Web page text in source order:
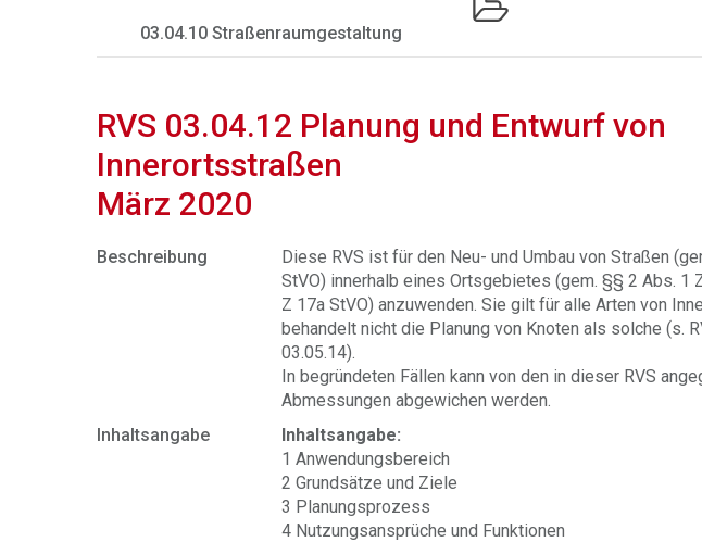
03.04.10 Straßenraumgestaltung
RVS 03.04.12 Planung und Entwurf von
Innerortsstraßen
März 2020
Beschreibung
Diese RVS ist für den Neu- und Umbau von Straßen
StVO) innerhalb eines Ortsgebietes (gem. §§ 2 Abs. 1
Z 17a StVO) anzuwenden. Sie gilt für alle Arten von
behandelt nicht die Planung von Knoten als solche (s.
03.05.14).
In begründeten Fällen kann von den in dieser RVS
Abmessungen abgewichen werden.
Inhaltsangabe
Inhaltsangabe:
1 Anwendungsbereich
2 Grundsätze und Ziele
3 Planungsprozess
4 Nutzungsansprüche und Funktionen